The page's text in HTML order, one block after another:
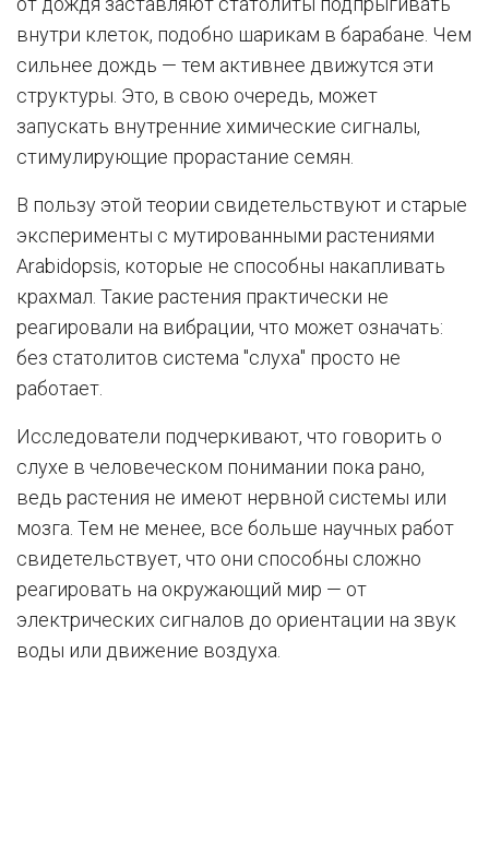
внутри клеток, подобно шарикам в барабане. Чем
сильнее дождь — тем активнее движутся эти
структуры. Это, в свою очередь, может
запускать внутренние химические сигналы,
стимулирующие прорастание семян.
В пользу этой теории свидетельствуют и старые
эксперименты с мутированными растениями
Arabidopsis, которые не способны накапливать
крахмал. Такие растения практически не
реагировали на вибрации, что может означать:
без статолитов система "слуха" просто не
работает.
Исследователи подчеркивают, что говорить о
слухе в человеческом понимании пока рано,
ведь растения не имеют нервной системы или
мозга. Тем не менее, все больше научных работ
свидетельствует, что они способны сложно
реагировать на окружающий мир — от
электрических сигналов до ориентации на звук
воды или движение воздуха.